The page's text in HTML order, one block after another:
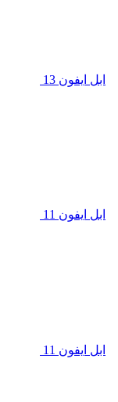
ابل ايفون 13
ابل ايفون 11
ابل ايفون 11